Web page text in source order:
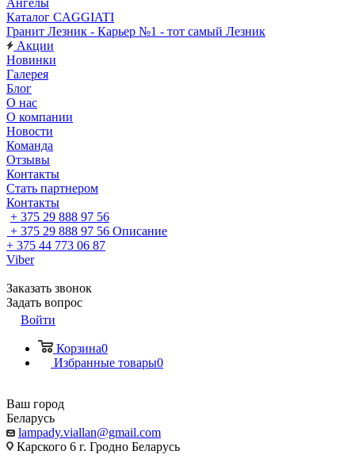
Ангелы
Каталог CAGGIATI
Гранит Лезник - Карьер №1 - тот самый Лезник
Акции
Новинки
Галерея
Блог
О нас
О компании
Новости
Команда
Отзывы
Контакты
Стать партнером
Контакты
+ 375 29 888 97 56
+ 375 29 888 97 56 Описание
+ 375 44 773 06 87
Viber
Заказать звонок
Задать вопрос
Войти
Корзина0
Избранные товары0
Ваш город
Беларусь
lampady.viallan@gmail.com
Карского 6 г. Гродно Беларусь